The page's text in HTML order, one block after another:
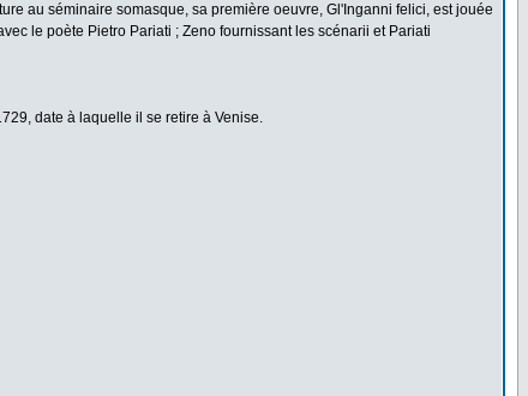
au séminaire somasque, sa première oeuvre, Gl'Inganni felici, est jouée
le poète Pietro Pariati ; Zeno fournissant les scénarii et Pariati
date à laquelle il se retire à Venise.